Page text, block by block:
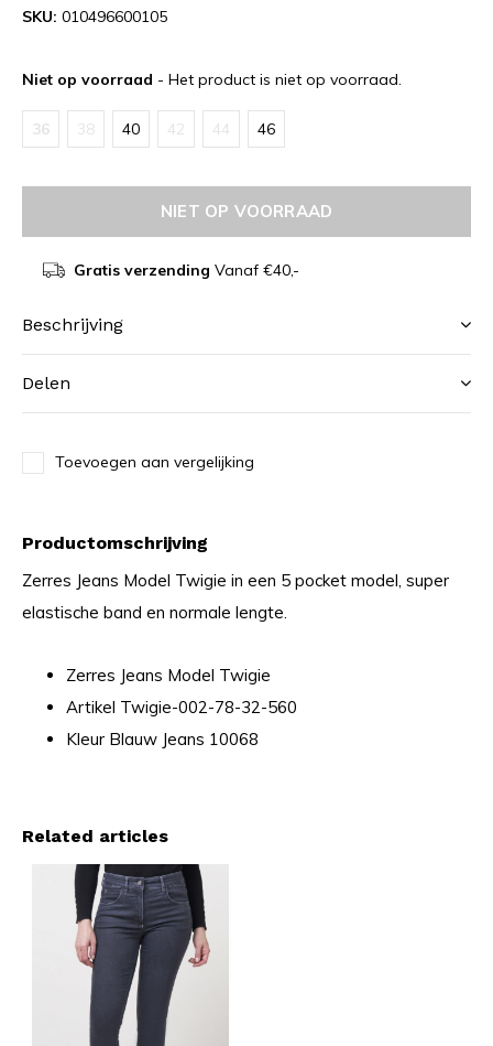
SKU: 010496600105
Niet op voorraad - Het product is niet op voorraad.
36 38 40 42 44 46
NIET OP VOORRAAD
Gratis verzending Vanaf €40,-
Beschrijving
Delen
Toevoegen aan vergelijking
Productomschrijving
Zerres Jeans Model Twigie in een 5 pocket model, super
elastische band en normale lengte.
Zerres Jeans Model Twigie
Artikel Twigie-002-78-32-560
Kleur Blauw Jeans 10068
Related articles